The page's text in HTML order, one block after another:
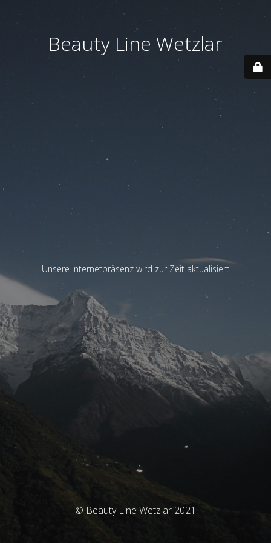
Beauty Line Wetzlar
Unsere Internetpräsenz wird zur Zeit aktualisiert
© Beauty Line Wetzlar 2021